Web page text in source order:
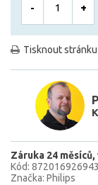
- +
Tisknout stránku
Záruka 24 měsíců
Kód:
Značka: Philips